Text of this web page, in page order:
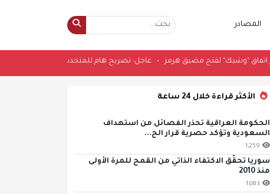
المصادر
• عاجل: تصريح هام للمتحدث الرسمي
الأكثر قراءة خلال 24 ساعة
الحكومة العراقية تحذر الفصائل من استهداف
السعودية وتؤكد حصرية قرار الح...
1,259
سوريا تحقّق الاكتفاء الذاتي من القمح للمرة الأولى
منذ 2010
1,083